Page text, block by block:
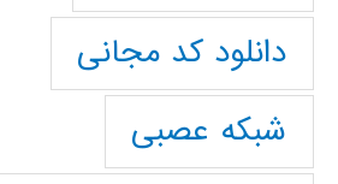
دانلود کد مجانی
شبکه عصبی